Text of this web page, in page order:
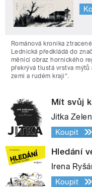
Románová kronika
Lednická předkládá do
měnící obraz hornického
překrývá tlustá vrstva
zemi a rudém kraji“.
Mít svůj
Jitka
Koupit
Hledání
Irena
Koupit